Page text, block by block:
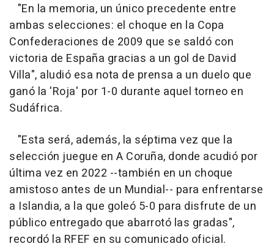
"En la memoria, un único precedente entre
ambas selecciones: el choque en la Copa
Confederaciones de 2009 que se saldó con
victoria de España gracias a un gol de David
Villa", aludió esa nota de prensa a un duelo que
ganó la 'Roja' por 1-0 durante aquel torneo en
Sudáfrica.
"Esta será, además, la séptima vez que la
selección juegue en A Coruña, donde acudió por
última vez en 2022 --también en un choque
amistoso antes de un Mundial-- para enfrentarse
a Islandia, a la que goleó 5-0 para disfrute de un
público entregado que abarrotó las gradas",
recordó la RFEF en su comunicado oficial.